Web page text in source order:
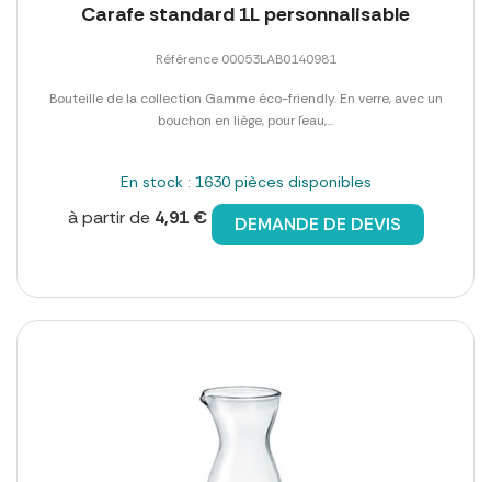
Carafe standard 1L personnalisable
Référence 00053LAB0140981
Bouteille de la collection Gamme éco-friendly. En verre, avec un
bouchon en liège, pour l´eau,...
En stock : 1630 pièces disponibles
à partir de 4,91 € DEMANDE DE DEVIS